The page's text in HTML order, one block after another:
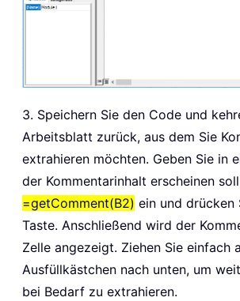
3. Speichern Sie den Code und
Arbeitsblatt zurück, aus dem Sie
extrahieren möchten. Geben Sie in
der Kommentarinhalt erscheinen
=getComment(B2) ein und drücken
Taste. Anschließend wird der
Zelle angezeigt. Ziehen Sie einfach
Ausfüllkästchen nach unten, um
bei Bedarf zu extrahieren.